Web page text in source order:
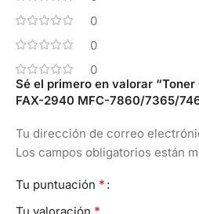
0
0
0
Sé el primero en valorar
FAX-2940 MFC-7860/7365/
Tu dirección de correo
Los campos obligatorios están
Tu puntuación *